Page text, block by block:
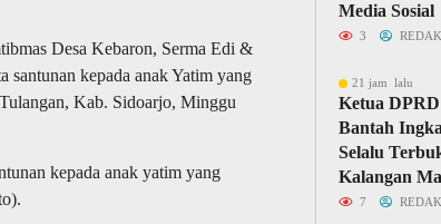
Desa Kebaron, Serma Edi &
santunan kepada anak Yatim yang
Kab. Sidoarjo, Minggu
kepada anak yatim yang
Media Sosial
3
21 jam lalu
Ketua
Bantah
Selalu
Kalangan
7